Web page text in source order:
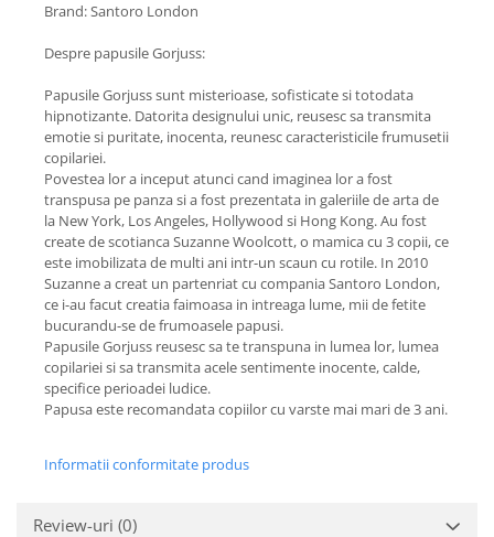
Brand: Santoro London
Despre papusile Gorjuss:
Papusile Gorjuss sunt misterioase, sofisticate si totodata
hipnotizante. Datorita designului unic, reusesc sa transmita
emotie si puritate, inocenta, reunesc caracteristicile frumusetii
copilariei.
Povestea lor a inceput atunci cand imaginea lor a fost
transpusa pe panza si a fost prezentata in galeriile de arta de
la New York, Los Angeles, Hollywood si Hong Kong. Au fost
create de scotianca Suzanne Woolcott, o mamica cu 3 copii, ce
este imobilizata de multi ani intr-un scaun cu rotile. In 2010
Suzanne a creat un partenriat cu compania Santoro London,
ce i-au facut creatia faimoasa in intreaga lume, mii de fetite
bucurandu-se de frumoasele papusi.
Papusile Gorjuss reusesc sa te transpuna in lumea lor, lumea
copilariei si sa transmita acele sentimente inocente, calde,
specifice perioadei ludice.
Papusa este recomandata copiilor cu varste mai mari de 3 ani.
Informatii conformitate produs
Review-uri (0)